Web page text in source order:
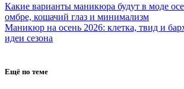
Какие варианты маникюра будут в моде
омбре, кошачий глаз и минимализм
Маникюр на осень 2026: клетка, твид и
идеи сезона
Ещё по теме